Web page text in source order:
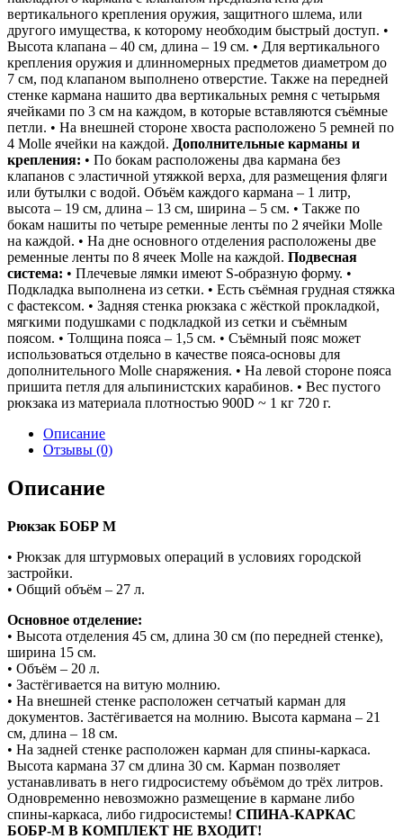
вертикального крепления оружия, защитного шлема, или
другого имущества, к которому необходим быстрый доступ. •
Высота клапана – 40 см, длина – 19 см. • Для вертикального
крепления оружия и длинномерных предметов диаметром до
7 см, под клапаном выполнено отверстие. Также на передней
стенке кармана нашито два вертикальных ремня с четырьмя
ячейками по 3 см на каждом, в которые вставляются съёмные
петли. • На внешней стороне хвоста расположено 5 ремней по
4 Molle ячейки на каждой. Дополнительные карманы и
крепления: • По бокам расположены два кармана без
клапанов с эластичной утяжкой верха, для размещения фляги
или бутылки с водой. Объём каждого кармана – 1 литр,
высота – 19 см, длина – 13 см, ширина – 5 см. • Также по
бокам нашиты по четыре ременные ленты по 2 ячейки Molle
на каждой. • На дне основного отделения расположены две
ременные ленты по 8 ячеек Molle на каждой. Подвесная
система: • Плечевые лямки имеют S-образную форму. •
Подкладка выполнена из сетки. • Есть съёмная грудная стяжка
с фастексом. • Задняя стенка рюкзака с жёсткой прокладкой,
мягкими подушками с подкладкой из сетки и съёмным
поясом. • Толщина пояса – 1,5 см. • Съёмный пояс может
использоваться отдельно в качестве пояса-основы для
дополнительного Molle снаряжения. • На левой стороне пояса
пришита петля для альпинистских карабинов. • Вес пустого
рюкзака из материала плотностью 900D ~ 1 кг 720 г.
Описание
Отзывы (0)
Описание
Рюкзак БОБР М
• Рюкзак для штурмовых операций в условиях городской
застройки.
• Общий объём – 27 л.
Основное отделение:
• Высота отделения 45 см, длина 30 см (по передней стенке),
ширина 15 см.
• Объём – 20 л.
• Застёгивается на витую молнию.
• На внешней стенке расположен сетчатый карман для
документов. Застёгивается на молнию. Высота кармана – 21
см, длина – 18 см.
• На задней стенке расположен карман для спины-каркаса.
Высота кармана 37 см длина 30 см. Карман позволяет
устанавливать в него гидросистему объёмом до трёх литров.
Одновременно невозможно размещение в кармане либо
спины-каркаса, либо гидросистемы! СПИНА-КАРКАС
БОБР-М В КОМПЛЕКТ НЕ ВХОДИТ!